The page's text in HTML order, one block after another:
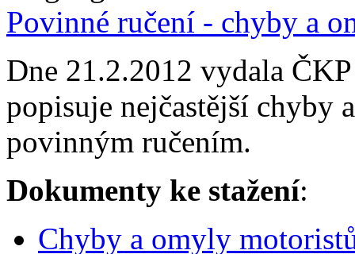
Povinné ručení - chyby a
Dne 21.2.2012 vydala
popisuje nejčastější chyby
povinným ručením.
Dokumenty ke stažení:
Chyby a omyly